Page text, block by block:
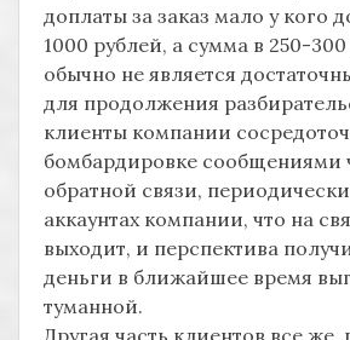
доплаты за заказ мало у кого
1000 рублей, а сумма в 250-
обычно не является
для продолжения
клиенты компании
бомбардировке сообщениями
обратной связи,
аккаунтах компании, что на
выходит, и перспектива
деньги в ближайшее время
туманной.
Другая часть клиентов все же